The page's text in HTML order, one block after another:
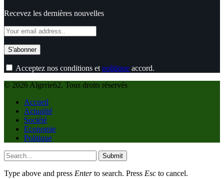
Recevez les dernières nouvelles
Acceptez nos conditions et politique accord.
© 2026 Algerie62. Tous droits réservés
Accueil
Actualité
Société
Economie
Politique
Submit
Type above and press Enterto search. Press Esc to cancel.